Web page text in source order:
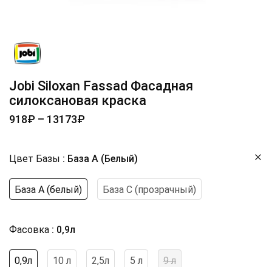
Jobi Siloxan Fassad Фасадная
силоксановая краска
918₽ – 13173₽
Цвет Базы База А (белый)
База А (белый) База С (прозрачный)
Фасовка 0,9л
0,9л 10 л 2,5л 5 л 9 л